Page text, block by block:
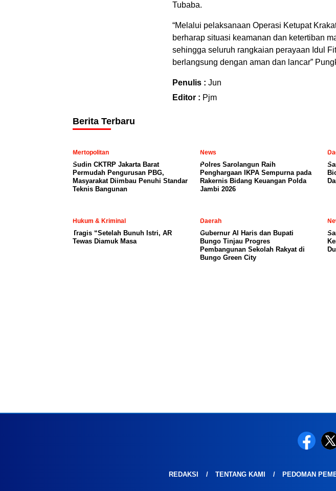
Tubaba.
“Melalui pelaksanaan Operasi Ketupat
berharap situasi keamanan dan ketertiban
sehingga seluruh rangkaian perayaan Idul
berlangsung dengan aman dan lancar”
Penulis : Jun
Editor : Pjm
Berita Terbaru
Mertopolitan
Sudin CKTRP Jakarta Barat
Permudah Pengurusan PBG,
Masyarakat Diimbau Penuhi Standar
Teknis Bangunan
News
Polres Sarolangun Raih
Penghargaan IKPA Sempurna pada
Rakernis Bidang Keuangan Polda
Jambi 2026
Hukum & Kriminal
Tragis “Setelah Bunuh Istri, AR
Tewas Diamuk Masa
Daerah
​Gubernur Al Haris dan Bupati
Bungo Tinjau Progres
Pembangunan Sekolah Rakyat di
Bungo Green City
REDAKSI TENTANG KAMI PEDOMAN